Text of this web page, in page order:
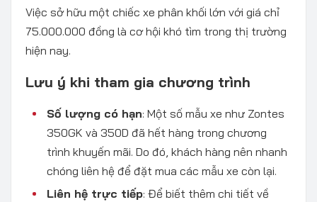
Việc sở hữu một chiếc xe phân khối lớn với giá chỉ
75.000.000 đồng là cơ hội khó tìm trong thị trường
hiện nay.​
Lưu ý khi tham gia chương trình
Số lượng có hạn: Một số mẫu xe như Zontes
350GK và 350D đã hết hàng trong chương
trình khuyến mãi. Do đó, khách hàng nên nhanh
chóng liên hệ để đặt mua các mẫu xe còn lại.​
Liên hệ trực tiếp: Để biết thêm chi tiết về